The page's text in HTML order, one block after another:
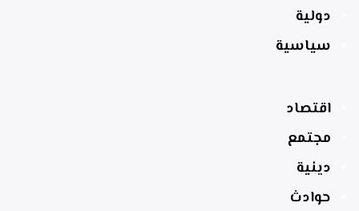
دولية
سياسية
اقتصاد
مجتمع
دينية
حوادث